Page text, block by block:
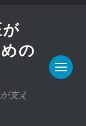
の
支え